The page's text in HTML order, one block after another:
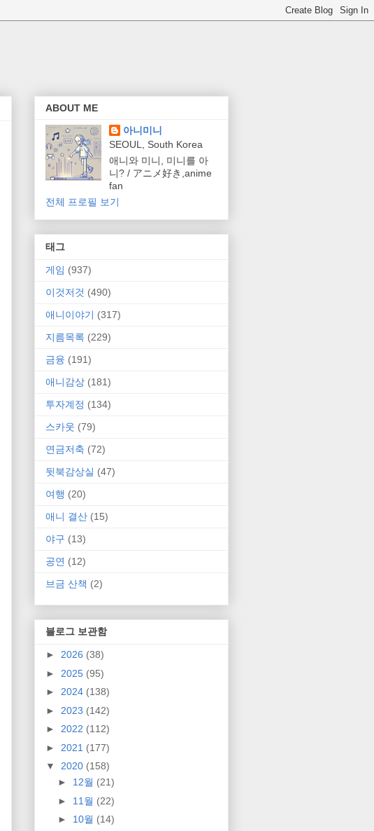
ABOUT ME
아니미니
SEOUL, South Korea
애니와 미니, 미니를 아
니? / アニメ好き,anime
fan
전체 프로필 보기
태그
게임 (937)
이것저것 (490)
애니이야기 (317)
지름목록 (229)
금융 (191)
애니감상 (181)
투자계정 (134)
스카웃 (79)
연금저축 (72)
뒷북감상실 (47)
여행 (20)
애니 결산 (15)
야구 (13)
공연 (12)
브금 산책 (2)
블로그 보관함
► 2026 (38)
► 2025 (95)
► 2024 (138)
► 2023 (142)
► 2022 (112)
► 2021 (177)
▼ 2020 (158)
► 12월 (21)
► 11월 (22)
► 10월 (14)